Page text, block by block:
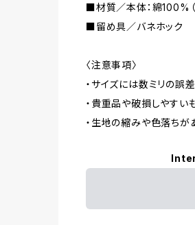
■材質／本体：綿100%（
■留め具／バネホック
〈注意事項〉
・サイズには数ミリの誤
・貴重品や破損しやすい
・生地の縮みや色落ちが